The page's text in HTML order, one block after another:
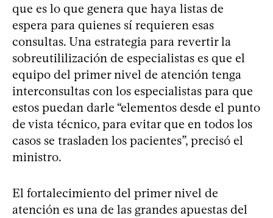
que es lo que genera que haya listas de
espera para quienes sí requieren esas
consultas. Una estrategia para revertir la
sobreutililización de especialistas es que el
equipo del primer nivel de atención tenga
interconsultas con los especialistas para que
estos puedan darle “elementos desde el punto
de vista técnico, para evitar que en todos los
casos se trasladen los pacientes”, precisó el
ministro.
El fortalecimiento del primer nivel de
atención es una de las grandes apuestas del